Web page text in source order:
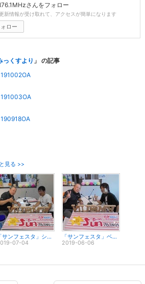
さんをフォロー
新情報が受け取れて、アクセスが簡単になります
ロー
くすより 」 の記事
見る >>
「サンフェスタ」シンガーソングライターの西川ユウヒスキーさんがゲスト出演! #fmsun
07-04
「サンフェスタ」ベーシストとして活躍するユウリさんがゲスト出演! #fmsun
2019-06-06